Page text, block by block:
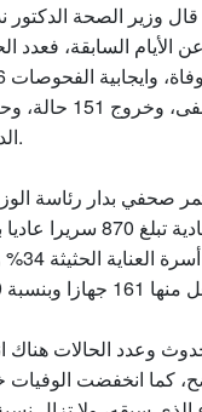
وزير الصحة الدكتور
حالة
الدخول ويعد مؤشر جيد.
صحفي بدار رئاسة
وعدد الحالات هناك
كما انخفضت الوفيات